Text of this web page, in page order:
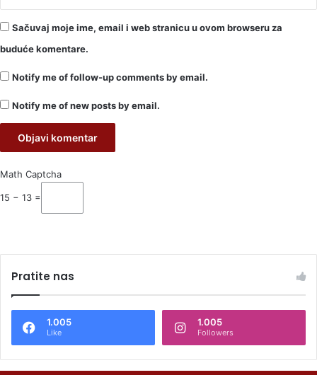
Sačuvaj moje ime, email i web stranicu u ovom browseru za
buduće komentare.
Notify me of follow-up comments by email.
Notify me of new posts by email.
Math Captcha
15 − 13 =
Pratite nas
1.005
Like
1.005
Followers